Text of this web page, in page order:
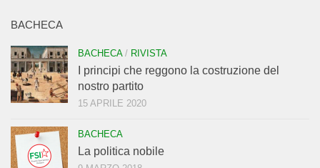
BACHECA
BACHECA/ RIVISTA
I principi che reggono la costruzione del
nostro partito
15 APRILE 2020
BACHECA
La politica nobile